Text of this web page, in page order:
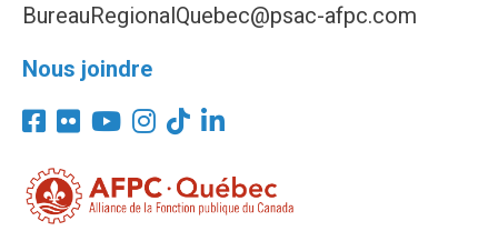
BureauRegionalQuebec@psac-afpc.com
Nous joindre